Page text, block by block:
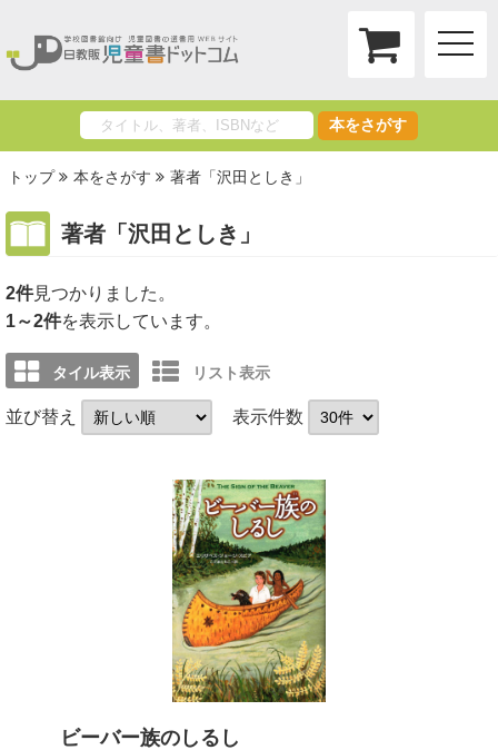
toggle
本をさがす
トップ 本をさがす 著者「沢田としき」
著者「沢田としき」
2件
1～2件を表示しています。
タイル表示 リスト表示
並び替え 表示件数
ビーバー族のしるし